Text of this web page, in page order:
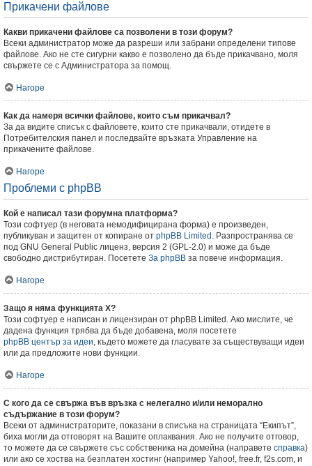
Прикачени файлове
Какви прикачени файлове са позволени в този форум?
Всеки администратор може да разреши или забрани определени типове
файлове. Ако не сте сигурни какво е позволено да бъде прикачвано, моля
свържете се с Администратора за помощ.
Нагоре
Как да намеря всички файлове, които съм прикачвал?
За да видите списък с файловете, които сте прикачвали, отидете в
Потребителския панел и последвайте връзката Управление на
прикачените файлове.
Нагоре
Проблеми с phpBB
Кой е написал тази форумна платформа?
Този софтуер (в неговата немодифицирана форма) е произведен,
публикуван и защитен от копиране от phpBB Limited . Разпространява се
под GNU General Public лиценз, версия 2 (GPL-2.0) и може да бъде
свободно дистрибутиран. Посетете За phpBB за повече информация.
Нагоре
Защо я няма функцията X?
Този софтуер е написан и лицензиран от phpBB Limited. Ако мислите, че
дадена функция трябва да бъде добавена, моля посетете
phpBB център за идеи, където можете да гласувате за съществуващи идеи
или да предложите нови функции.
Нагоре
С кого да се свържа във връзка с нелегално и/или неморално
съдържание в този форум?
Всеки от администраторите, показани в списъка на страницата “Екипът”,
биха могли да отговорят на Вашите оплаквания. Ако не получите отговор,
то можете да се свържете със собственика на домейна (направете справка)
или ако се хоства на безплатен хостинг (например Yahoo!, free.fr, f2s.com, и